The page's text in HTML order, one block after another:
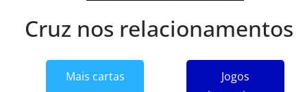
Cruz nos relacionamentos
Mais cartas
Jogos